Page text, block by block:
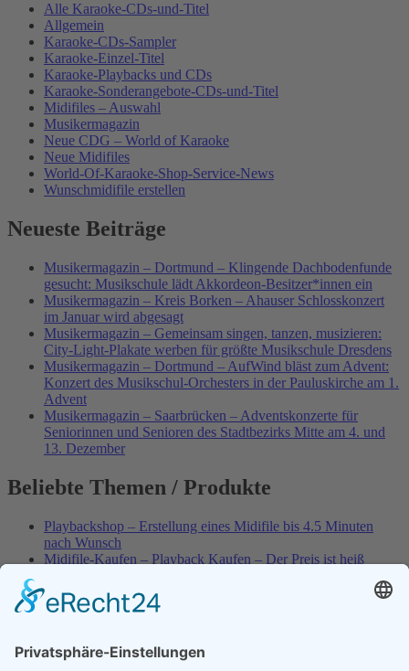
Alle Karaoke-CDs-und-Titel
Allgemein
Karaoke-CDs-Sampler
Karaoke-Einzel-Titel
Karaoke-Playbacks und CDs
Karaoke-Sonderangebote-CDs-und-Titel
Midifiles – Auswahl
Musikermagazin
Neue CDG – World of Karaoke
Neue Midifiles
World-Of-Karaoke-Shop-Service-News
Wunschmidifile erstellen
Neueste Beiträge
Musikermagazin – Dortmund – Klingende Dachbodenfunde
gesucht: Musikschule lädt Akkordeon-Besitzer*innen ein
Musikermagazin – Kreis Borken – Ahauser Schlosskonzert
im Januar wird abgesagt
Musikermagazin – Gemeinsam singen, tanzen, musizieren:
City-Light-Plakate werben für größte Musikschule Dresdens
Musikermagazin – Dortmund – AufWind bläst zum Advent:
Konzert des Musikschul-Orchesters in der Pauluskirche am 1.
Advent
Musikermagazin – Saarbrücken – Adventskonzerte für
Seniorinnen und Senioren des Stadtbezirks Mitte am 4. und
13. Dezember
Beliebte Themen / Produkte
Playbackshop – Erstellung eines Midifile bis 4.5 Minuten
nach Wunsch
Midifile-Kaufen – Playback Kaufen – Der Preis ist heiß
Best of Karaoke – Roy Black – Playbacks – Absolute Rarität
World-of-Karaoke – Midifiles kaufen – Ich baue Dein
Playbackshop – Erstellung eines Wunschmidifile bis 3.5